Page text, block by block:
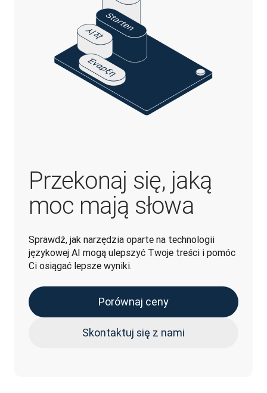
Przekonaj się, jaką
moc mają słowa
Sprawdź, jak narzędzia oparte na technologii
językowej AI mogą ulepszyć Twoje treści i pomóc
Ci osiągać lepsze wyniki.
Porównaj ceny
Skontaktuj się z nami